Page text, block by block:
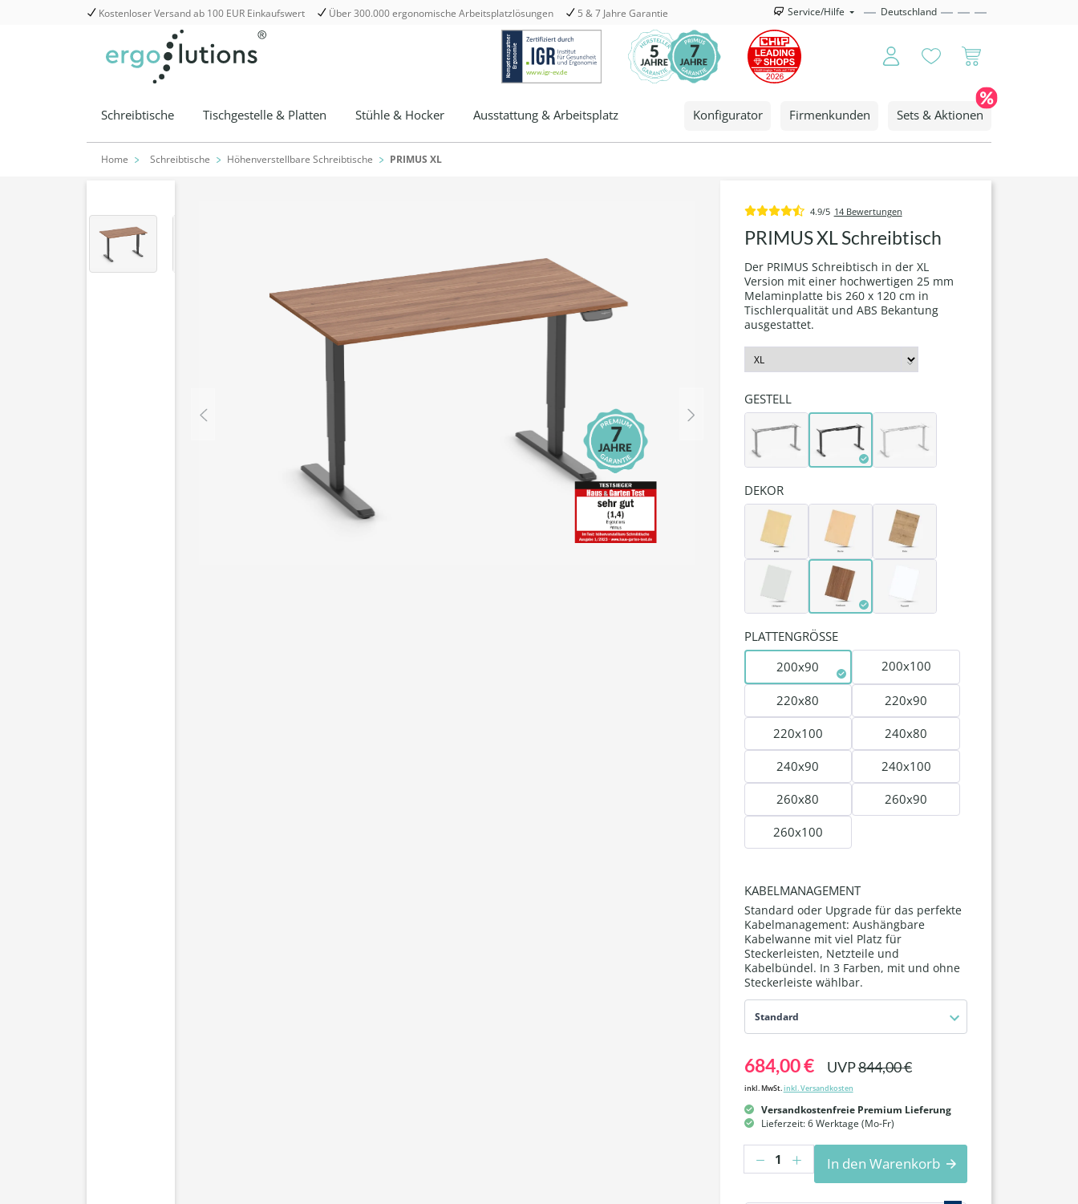
Zur Hauptnavigation springen
Kostenloser Versand ab 100 EUR Einkaufswert Über 300.000 ergonomische Arbeitsplatzlösungen 5 & 7 Jahre Garantie Service/Hilfe Deutschland
Schreibtische Tischgestelle & Platten Stühle & Hocker Ausstattung & Arbeitsplatz Konfigurator Firmenkunden Sets & Aktionen
Home Schreibtische Höhenverstellbare Schreibtische PRIMUS XL
4.9/5 14 Bewertungen
PRIMUS XL Schreibtisch
Der PRIMUS Schreibtisch in der XL
Version mit einer hochwertigen 25 mm
Melaminplatte bis 260 x 120 cm in
Tischlerqualität und ABS Bekantung
ausgestattet.
GESTELL
DEKOR
PLATTENGRÖSSE
200x90
200x100
220x80 220x90
220x100 240x80
240x90 240x100
260x80 260x90
260x100
KABELMANAGEMENT
Standard oder Upgrade für das perfekte
Kabelmanagement: Aushängbare
Kabelwanne mit viel Platz für
Steckerleisten, Netzteile und
Kabelbündel. In 3 Farben, mit und ohne
Steckerleiste wählbar.
Standard
684,00 € UVP844,00 €
inkl. MwSt.inkl. Versandkosten
Versandkostenfreie Premium Lieferung
Lieferzeit: 6 Werktage (Mo-Fr)
Anzahl
In den Warenkorb